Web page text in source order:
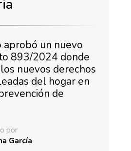
aprobó un nuevo
893/2024 donde
nuevos derechos
del hogar en
de
por
García